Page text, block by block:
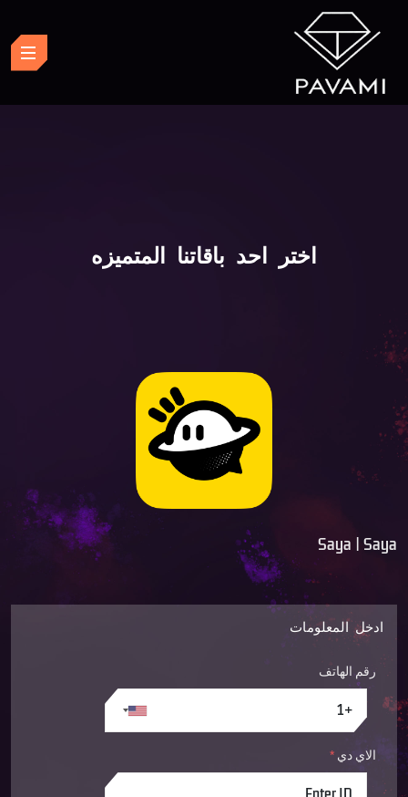
اختر احد باقاتنا المتميزه
Saya | Saya
ادخل المعلومات
رقم الهاتف
الاي دي *